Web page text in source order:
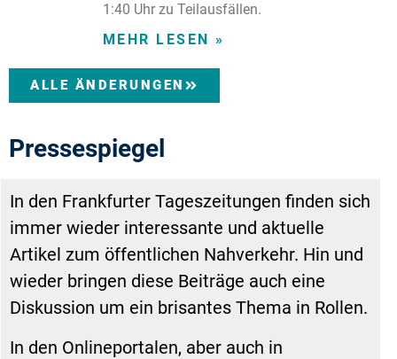
1:40 Uhr zu Teilausfällen.
MEHR LESEN »
ALLE ÄNDERUNGEN
Pressespiegel
In den Frankfurter Tageszeitungen finden sich
immer wieder interessante und aktuelle
Artikel zum öffentlichen Nahverkehr. Hin und
wieder bringen diese Beiträge auch eine
Diskussion um ein brisantes Thema in Rollen.
In den Onlineportalen, aber auch in